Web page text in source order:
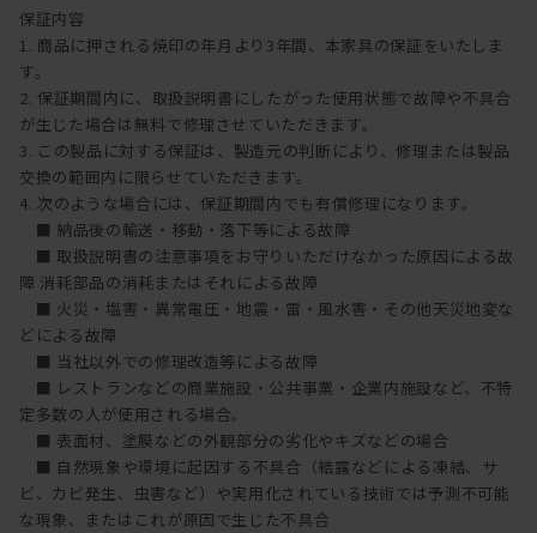
保証内容
1. 商品に押される焼印の年月より3年間、本家具の保証をいたしま
す。
2. 保証期間内に、取扱説明書にしたがった使用状態で故障や不具合
が生じた場合は無料で修理させていただきます。
3. この製品に対する保証は、製造元の判断により、修理または製品
交換の範囲内に限らせていただきます。
4. 次のような場合には、保証期間内でも有償修理になります。
■ 納品後の輸送・移動・落下等による故障
■ 取扱説明書の注意事項をお守りいただけなかった原因による故
障 消耗部品の消耗またはそれによる故障
■ 火災・塩害・異常電圧・地震・雷・風水害・その他天災地変な
どによる故障
■ 当社以外での修理改造等による故障
■ レストランなどの商業施設・公共事業・企業内施設など、不特
定多数の人が使用される場合。
■ 表面材、塗膜などの外観部分の劣化やキズなどの場合
■ 自然現象や環境に起因する不具合（結露などによる凍結、サ
ビ、カビ発生、虫害など）や実用化されている技術では予測不可能
な現象、またはこれが原因で生じた不具合